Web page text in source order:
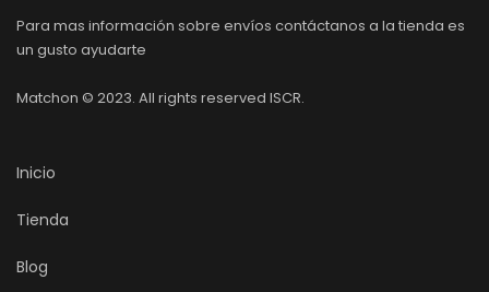
Para mas información sobre envíos contáctanos a la tienda es
un gusto ayudarte
Matchon © 2023. All rights reserved ISCR.
Inicio
Tienda
Blog